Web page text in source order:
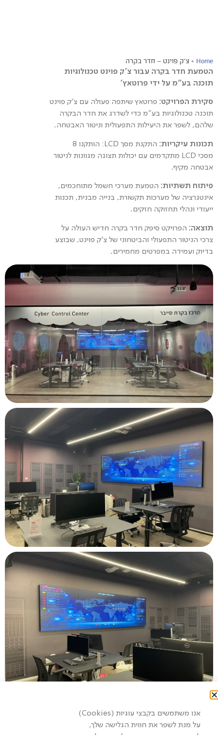
Home
» צ׳ק פוינט – חדר בקרה
הטמעת חדר בקרה עבור צ'ק פוינט טכנולוגיות
תוכנה בע"מ על ידי פרוטאץ'
סקירת הפרויקט: פרוטאץ שיתפה פעולה עם צ'ק פוינט
תוכנה טכנולוגיות בע"מ כדי לשדרג את חדר הבקרה
שלהם, לשפר את היעילות התפעולית וניטור האבטחה.
תכונות עיקריות: התקנת מסך LCD
: הותקנו 8
מסכי LCD מתקדמים עם יכולות תצוגה מגוונות לניטור
אבטחה מקיף.
פיתוח תשתיות: הטמעת מערכי חשמל מתוחכמים,
אינטגרציה של מערכות תקשורת, בנייה מבנית, תכנות
ייעודי ונהלי תחזוקה חזקים.
תוצאה: הפרויקט סיפק חדר בקרה חדיש העולה על
צרכי הניטור התפעולי והביטחוני של צ'ק פוינט, שבוצע
בדיוק ועמידה במפרטים מחמירים.
אצטדיון ״בלומפילד״ תל אביב
אנו משתמשים בקבצי עוגיות (Cookies)
על מנת לשפר את חווית הגלישה שלך,